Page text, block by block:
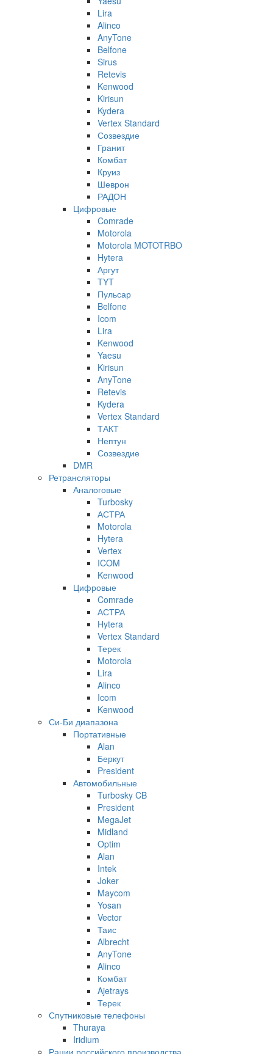
Lira
Alinco
AnyTone
Belfone
Sirus
Retevis
Kenwood
Kirisun
Kydera
Vertex Standard
Созвездие
Гранит
Комбат
Круиз
Шеврон
РАДОН
Цифровые
Comrade
Motorola
Motorola MOTOTRBO
Hytera
Аргут
TYT
Пульсар
Belfone
Icom
Lira
Kenwood
Yaesu
Kirisun
AnyTone
Retevis
Kydera
Vertex Standard
ТАКТ
Нептун
Созвездие
DMR
Ретрансляторы
Аналоговые
Turbosky
АСТРА
Motorola
Hytera
Vertex
ICOM
Kenwood
Цифровые
Comrade
АСТРА
Hytera
Vertex Standard
Терек
Motorola
Lira
Alinco
Icom
Kenwood
Си-Би диапазона
Портативные
Alan
Беркут
President
Автомобильные
Turbosky CB
President
MegaJet
Midland
Optim
Alan
Intek
Joker
Maycom
Yosan
Vector
Таис
Albrecht
AnyTone
Alinco
Комбат
Ajetrays
Терек
Спутниковые телефоны
Thuraya
Iridium
Рации российского производства